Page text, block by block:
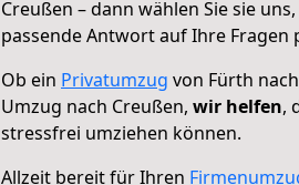
Creußen – dann wählen Sie sie
passende Antwort auf Ihre Fragen
Ob ein Privatumzug von Fürth
Umzug nach Creußen, wir helfen,
stressfrei umziehen können.
Allzeit bereit für Ihren